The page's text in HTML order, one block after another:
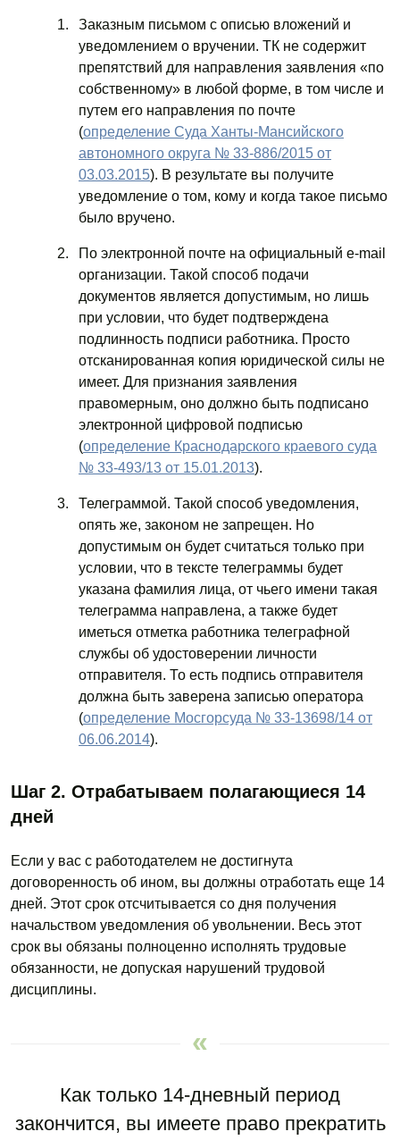
Заказным письмом с описью вложений и
уведомлением о вручении. ТК не содержит
препятствий для направления заявления «по
собственному» в любой форме, в том числе и
путем его направления по почте
(определение Суда Ханты-Мансийского
автономного округа № 33-886/2015 от
03.03.2015). В результате вы получите
уведомление о том, кому и когда такое письмо
было вручено.
По электронной почте на официальный e-mail
организации. Такой способ подачи
документов является допустимым, но лишь
при условии, что будет подтверждена
подлинность подписи работника. Просто
отсканированная копия юридической силы не
имеет. Для признания заявления
правомерным, оно должно быть подписано
электронной цифровой подписью
(определение Краснодарского краевого суда
№ 33-493/13 от 15.01.2013).
Телеграммой. Такой способ уведомления,
опять же, законом не запрещен. Но
допустимым он будет считаться только при
условии, что в тексте телеграммы будет
указана фамилия лица, от чьего имени такая
телеграмма направлена, а также будет
иметься отметка работника телеграфной
службы об удостоверении личности
отправителя. То есть подпись отправителя
должна быть заверена записью оператора
(определение Мосгорсуда № 33-13698/14 от
06.06.2014).
Шаг 2. Отрабатываем полагающиеся 14
дней
Если у вас с работодателем не достигнута
договоренность об ином, вы должны отработать еще 14
дней. Этот срок отсчитывается со дня получения
начальством уведомления об увольнении. Весь этот
срок вы обязаны полноценно исполнять трудовые
обязанности, не допуская нарушений трудовой
дисциплины.
Как только 14-дневный период
закончится, вы имеете право прекратить